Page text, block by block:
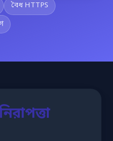
বৈধ HTTPS